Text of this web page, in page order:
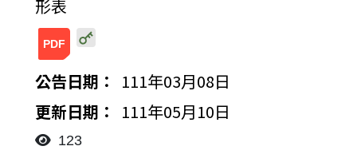
形表
20220308165601897277.pdf
111年03月08日
111年05月10日
123